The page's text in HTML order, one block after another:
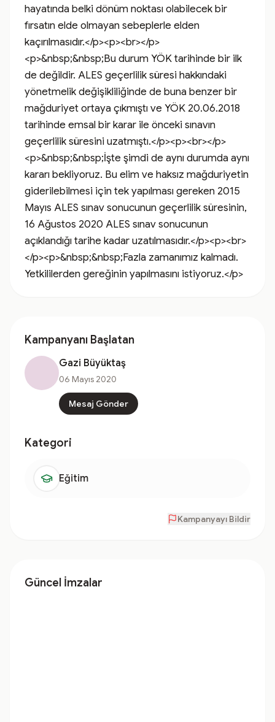
hayatında belki dönüm noktası olabilecek bir
fırsatın elde olmayan sebeplerle elden
kaçırılmasıdır.</p><p><br></p>
<p>&nbsp;&nbsp;Bu durum YÖK tarihinde bir ilk
de değildir. ALES geçerlilik süresi hakkındaki
yönetmelik değişikliliğinde de buna benzer bir
mağduriyet ortaya çıkmıştı ve YÖK 20.06.2018
tarihinde emsal bir karar ile önceki sınavın
geçerlilik süresini uzatmıştı.</p><p><br></p>
<p>&nbsp;&nbsp;İşte şimdi de aynı durumda aynı
kararı bekliyoruz. Bu elim ve haksız mağduriyetin
giderilebilmesi için tek yapılması gereken 2015
Mayıs ALES sınav sonucunun geçerlilik süresinin,
16 Ağustos 2020 ALES sınav sonucunun
açıklandığı tarihe kadar uzatılmasıdır.</p><p><br>
</p><p>&nbsp;&nbsp;Fazla zamanımız kalmadı.
Yetkililerden gereğinin yapılmasını istiyoruz.</p>
Kampanyanı Başlatan
Gazi Büyüktaş
06 Mayıs 2020
Mesaj Gönder
Kategori
Eğitim
Kampanyayı Bildir
Güncel İmzalar